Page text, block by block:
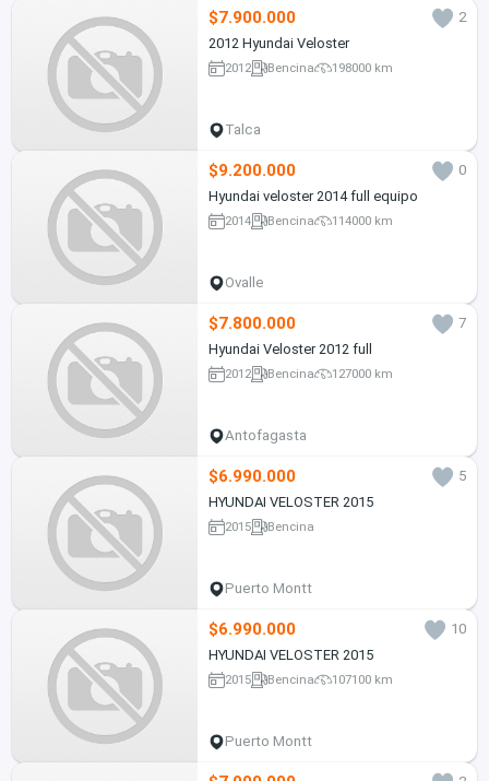
$7.900.000
2
2012 Hyundai Veloster
2012 Bencina 198000 km
Talca
$9.200.000
0
Hyundai veloster 2014 full equipo
2014 Bencina 114000 km
Ovalle
$7.800.000
7
Hyundai Veloster 2012 full
2012 Bencina 127000 km
Antofagasta
$6.990.000
5
HYUNDAI VELOSTER 2015
2015 Bencina
Puerto Montt
$6.990.000
10
HYUNDAI VELOSTER 2015
2015 Bencina 107100 km
Puerto Montt